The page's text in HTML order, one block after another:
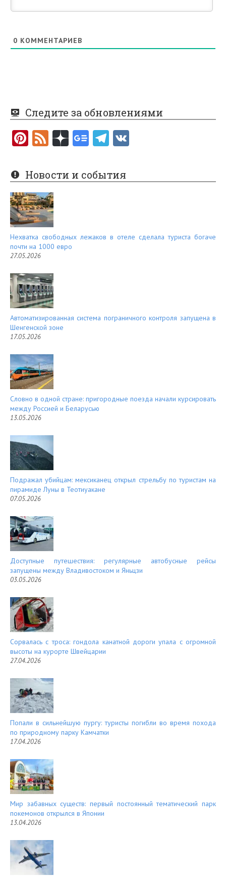
0 КОММЕНТАРИЕВ
Следите за обновлениями
Pi
er
es
t
F
e
d
Новости и события
Нехватка свободных лежаков в отеле сделала туриста богаче
почти на 1000 евро
27.05.2026
Автоматизированная система пограничного контроля запущена в
Шенгенской зоне
17.05.2026
Словно в одной стране: пригородные поезда начали курсировать
между Россией и Беларусью
13.05.2026
Подражал убийцам: мексиканец открыл стрельбу по туристам на
пирамиде Луны в Теотиуакане
07.05.2026
Доступные путешествия: регулярные автобусные рейсы
запущены между Владивостоком и Яньцзи
03.05.2026
Сорвалась с троса: гондола канатной дороги упала с огромной
высоты на курорте Швейцарии
27.04.2026
Попали в сильнейшую пургу: туристы погибли во время похода
по природному парку Камчатки
17.04.2026
Мир забавных существ: первый постоянный тематический парк
покемонов открылся в Японии
13.04.2026